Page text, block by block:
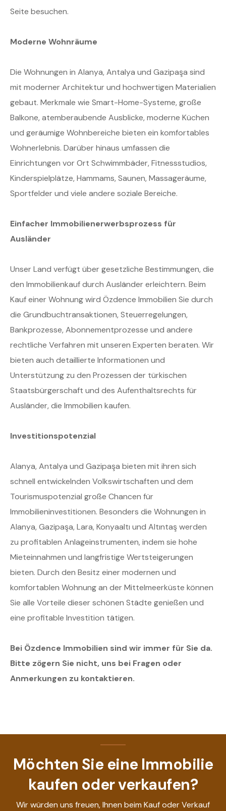
Seite besuchen.
Moderne Wohnräume
Die Wohnungen in Alanya, Antalya und Gazipaşa sind
mit moderner Architektur und hochwertigen Materialien
gebaut. Merkmale wie Smart-Home-Systeme, große
Balkone, atemberaubende Ausblicke, moderne Küchen
und geräumige Wohnbereiche bieten ein komfortables
Wohnerlebnis. Darüber hinaus umfassen die
Einrichtungen vor Ort Schwimmbäder, Fitnessstudios,
Kinderspielplätze, Hammams, Saunen, Massageräume,
Sportfelder und viele andere soziale Bereiche.
Einfacher Immobilienerwerbsprozess für
Ausländer
Unser Land verfügt über gesetzliche Bestimmungen, die
den Immobilienkauf durch Ausländer erleichtern. Beim
Kauf einer Wohnung wird Özdence Immobilien Sie durch
die Grundbuchtransaktionen, Steuerregelungen,
Bankprozesse, Abonnementprozesse und andere
rechtliche Verfahren mit unseren Experten beraten. Wir
bieten auch detaillierte Informationen und
Unterstützung zu den Prozessen der türkischen
Staatsbürgerschaft und des Aufenthaltsrechts für
Ausländer, die Immobilien kaufen.
Investitionspotenzial
Alanya, Antalya und Gazipaşa bieten mit ihren sich
schnell entwickelnden Volkswirtschaften und dem
Tourismuspotenzial große Chancen für
Immobilieninvestitionen. Besonders die Wohnungen in
Alanya, Gazipaşa, Lara, Konyaaltı und Altıntaş werden
zu profitablen Anlageinstrumenten, indem sie hohe
Mieteinnahmen und langfristige Wertsteigerungen
bieten. Durch den Besitz einer modernen und
komfortablen Wohnung an der Mittelmeerküste können
Sie alle Vorteile dieser schönen Städte genießen und
eine profitable Investition tätigen.
Bei Özdence Immobilien sind wir immer für Sie da.
Bitte zögern Sie nicht, uns bei Fragen oder
Anmerkungen zu kontaktieren.
Möchten Sie eine Immobilie
kaufen oder verkaufen?
Wir würden uns freuen, Ihnen beim Kauf oder Verkauf